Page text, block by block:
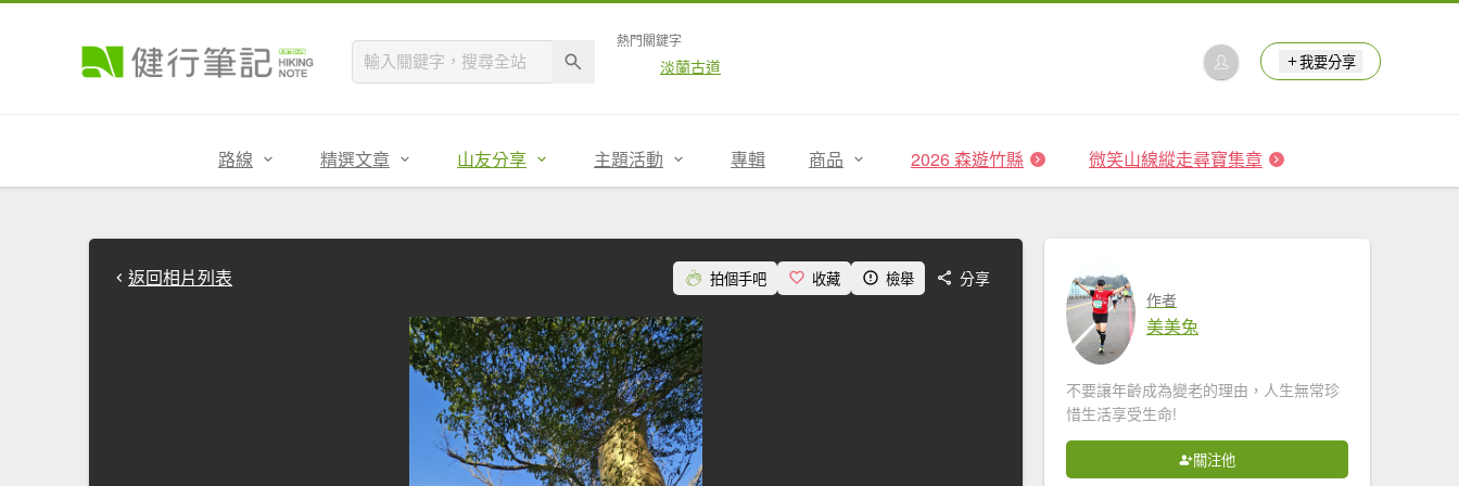
熱門關鍵字
淡蘭古道 我要分享
路線 精選文章 山友分享 主題活動 專輯 商品 2026 森遊竹縣 微笑山線縱走尋寶集章
返回相片列表 拍個手吧 收藏 檢舉
分享
作者
美美兔
不要讓年齡成為變老的理由，人生無常珍
惜生活享受生命!
關注他